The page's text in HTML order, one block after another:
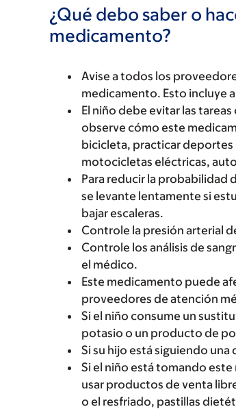
¿Qué debo saber o
medicamento?
Avise a todos los
medicamento. Esto incluye
El niño debe evitar las
observe cómo este
bicicleta, practicar deportes
motocicletas eléctricas,
Para reducir la probabilidad
se levante lentamente si
bajar escaleras.
Controle la presión arterial
Controle los análisis de
el médico.
Este medicamento puede
proveedores de atención
Si el niño consume un
potasio o un producto de
Si su hijo está siguiendo
Si el niño está tomando
usar productos de venta
o el resfriado, pastillas